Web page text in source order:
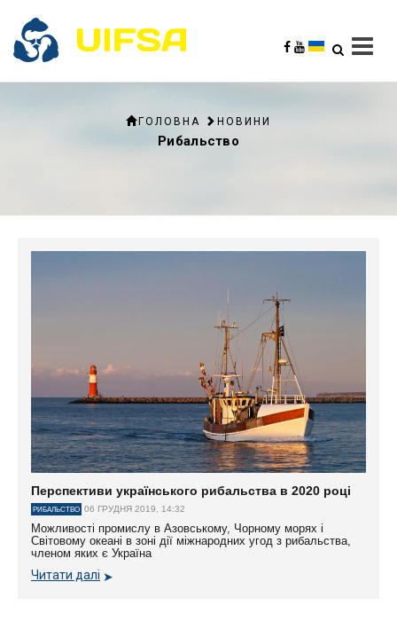
ГОЛОВНА НОВИНИ
Рибальство
Перспективи українського рибальства в 2020 році
РИБАЛЬСТВО 06 ГРУДНЯ 2019, 14:32
Можливості промислу в Азовському, Чорному морях і
Світовому океані в зоні дії міжнародних угод з рибальства,
членом яких є Україна
Читати далі